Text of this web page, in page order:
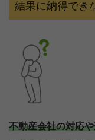
結果に納得でき
不動産会社の対応